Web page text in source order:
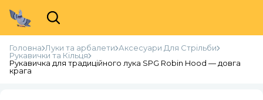
Головна Луки та арбалети Аксесуари Для Стрільби
Рукавички та Кільця
Рукавичка для традиційного лука SPG Robin Hood — довга
крага